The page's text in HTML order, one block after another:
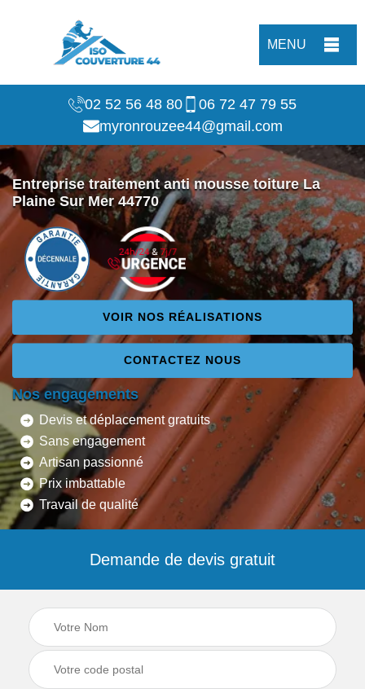
MENU
02 52 56 48 80
06 72 47 79 55
myronrouzee44@gmail.com
Entreprise traitement anti mousse toiture La
Plaine Sur Mer 44770
VOIR NOS RÉALISATIONS
CONTACTEZ NOUS
Nos engagements
Devis et déplacement gratuits
Sans engagement
Artisan passionné
Prix imbattable
Travail de qualité
Demande de devis gratuit